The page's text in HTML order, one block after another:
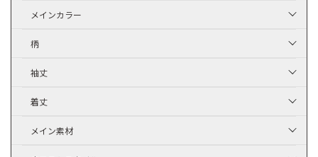
メインカラー
柄
袖丈
着丈
メイン素材